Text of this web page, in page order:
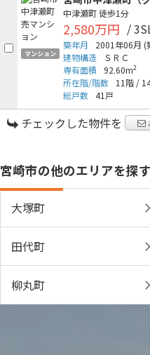
マンション
中津瀬町徒歩1分
2,580万円 /
築年月 2001年06月 (
建物構造
ＳＲＣ
専有面積
92.60m2
所在階/階数 11階 /
総戸数 41戸
チェックした物件を
宮崎市の他のエリアを探す
大塚町
田代町
柳丸町